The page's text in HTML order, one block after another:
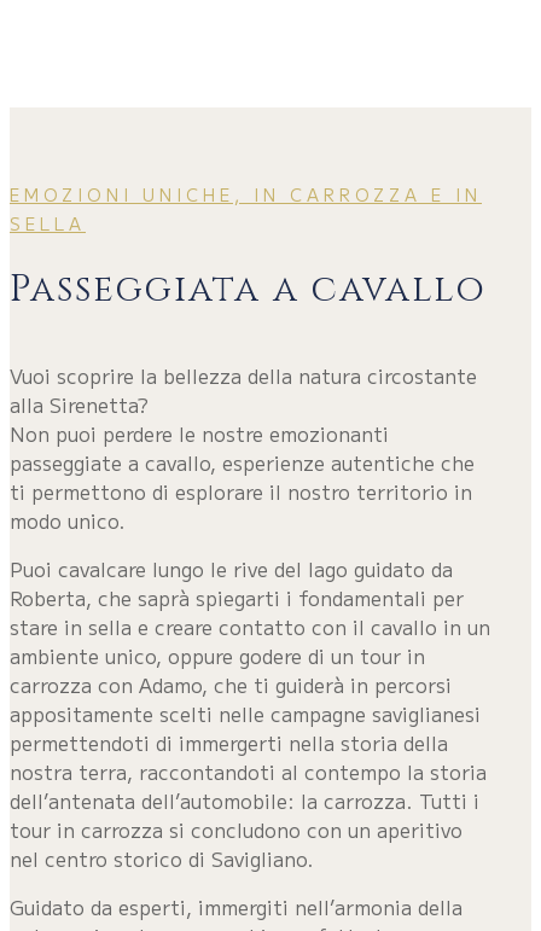
EMOZIONI UNICHE, IN CARROZZA E IN
SELLA
Passeggiata a cavallo
Vuoi scoprire la bellezza della natura circostante
alla Sirenetta?
Non puoi perdere le nostre emozionanti
passeggiate a cavallo, esperienze autentiche che
ti permettono di esplorare il nostro territorio in
modo unico.
Puoi cavalcare lungo le rive del lago guidato da
Roberta, che saprà spiegarti i fondamentali per
stare in sella e creare contatto con il cavallo in un
ambiente unico, oppure godere di un tour in
carrozza con Adamo, che ti guiderà in percorsi
appositamente scelti nelle campagne saviglianesi
permettendoti di immergerti nella storia della
nostra terra, raccontandoti al contempo la storia
dell’antenata dell’automobile: la carrozza. Tutti i
tour in carrozza si concludono con un aperitivo
nel centro storico di Savigliano.
Guidato da esperti, immergiti nell’armonia della